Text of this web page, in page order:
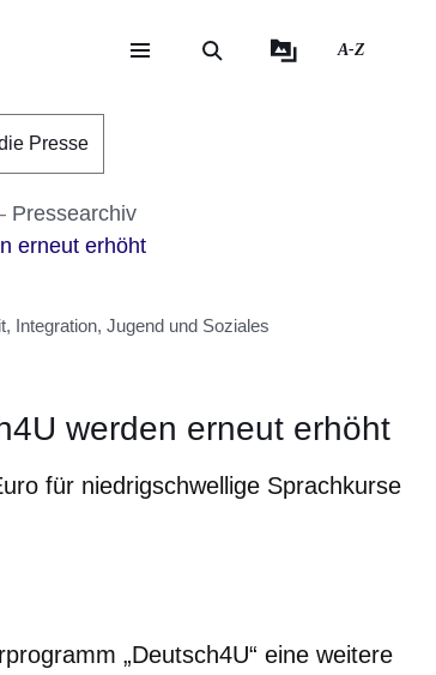
A-Z
Presse
Pressearchiv
erneut erhöht
Integration, Jugend und Soziales
werden erneut erhöht
für niedrigschwellige Sprachkurse
„Deutsch4U“ eine weitere